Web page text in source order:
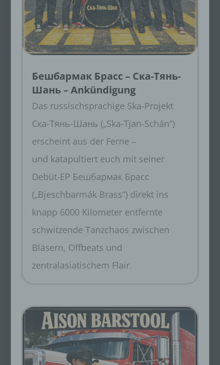
Бешбармак Брасс – Ска-Тянь-
Шань – Ankündigung
Das russischsprachige Ska-Projekt
Ска-Тянь-Шань („Ska-Tjan-Schán“)
erscheint aus der Ferne –
und katapultiert euch mit seiner
Debüt-EP Бешбармак Брасс
(„Bjeschbarmák Brass“) direkt ins
knapp 6000 Kilometer entfernte
schwitzende Tanzchaos zwischen
Bläsern, Offbeats und
zentralasiatischem Flair.